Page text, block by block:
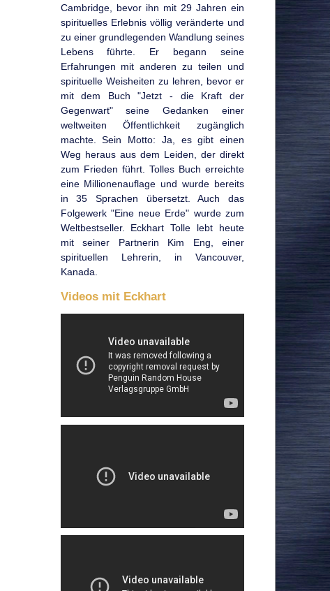
Cambridge, bevor ihn mit 29 Jahren ein
spirituelles Erlebnis völlig veränderte und
zu einer grundlegenden Wandlung seines
Lebens führte. Er begann seine
Erfahrungen mit anderen zu teilen und
spirituelle Weisheiten zu lehren, bevor er
mit dem Buch "Jetzt - die Kraft der
Gegenwart" seine Gedanken einer
weltweiten Öffentlichkeit zugänglich
machte. Sein Motto: Ja, es gibt einen
Weg heraus aus dem Leiden, der direkt
zum Frieden führt. Tolles Buch erreichte
eine Millionenauflage und wurde bereits
in 35 Sprachen übersetzt. Auch das
Folgewerk "Eine neue Erde" wurde zum
Weltbestseller. Eckhart Tolle lebt heute
mit seiner Partnerin Kim Eng, einer
spirituellen Lehrerin, in Vancouver,
Kanada.
Videos mit Eckhart